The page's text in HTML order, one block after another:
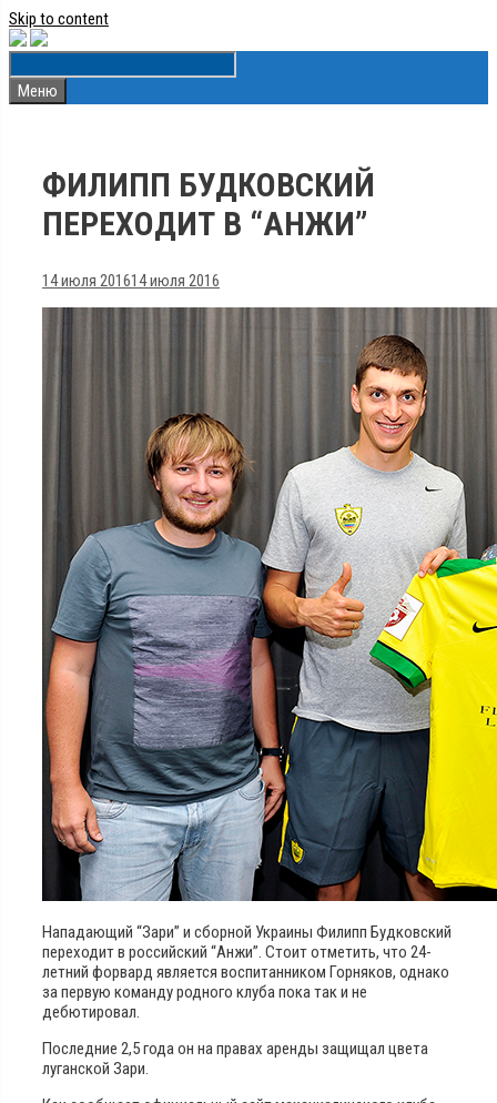
Skip to content
Меню
ФИЛИПП БУДКОВСКИЙ
ПЕРЕХОДИТ В “АНЖИ”
14 июля 201614 июля 2016
Нападающий “Зари” и сборной Украины Филипп Будковский
переходит в российский “Анжи”. Стоит отметить, что 24-
летний форвард является воспитанником Горняков, однако
за первую команду родного клуба пока так и не
дебютировал.
Последние 2,5 года он на правах аренды защищал цвета
луганской Зари.